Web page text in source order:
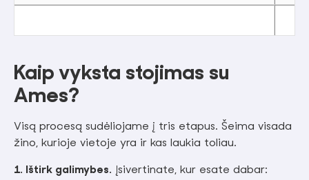
Kaip vyksta stojimas su
Ames?
Visą procesą sudėliojame į tris etapus. Šeima visada
žino, kurioje vietoje yra ir kas laukia toliau.
1. Ištirk galimybes. Įsivertinate, kur esate dabar: